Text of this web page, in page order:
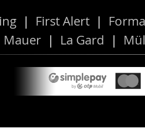
| First Alert |
Mauer | La Gard |